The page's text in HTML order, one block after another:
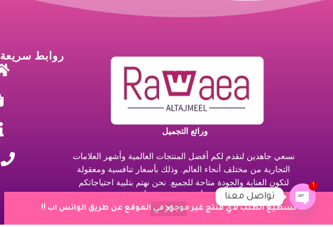
ورائع التجميل
نسعي جاهدين لنقدم لكم أفضل المنتجات العالمية وأشهر العلامات
التجارية من مختلف أنحاء العالم. وذلك بأسعار تنافسية ومعقولة
لتكون العناية والجودة متاحة للجميع. نحن نهتم بتلبية احتياجاتكم
نسعد بتوفير تجربة تسوق فريدة لكم. حيث نقدم مجموعة متنوعة
روابط سريعة
تسطيع الطلب لاي منتج غير موجود في الموقع عن طريق الواتس اب !!
تواصل معنا
Open chaty
1